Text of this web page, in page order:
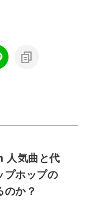
気曲と代
プホップの
のか？